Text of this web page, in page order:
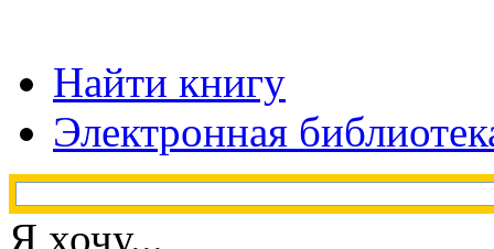
Найти книгу
Электронная
Я хочу...